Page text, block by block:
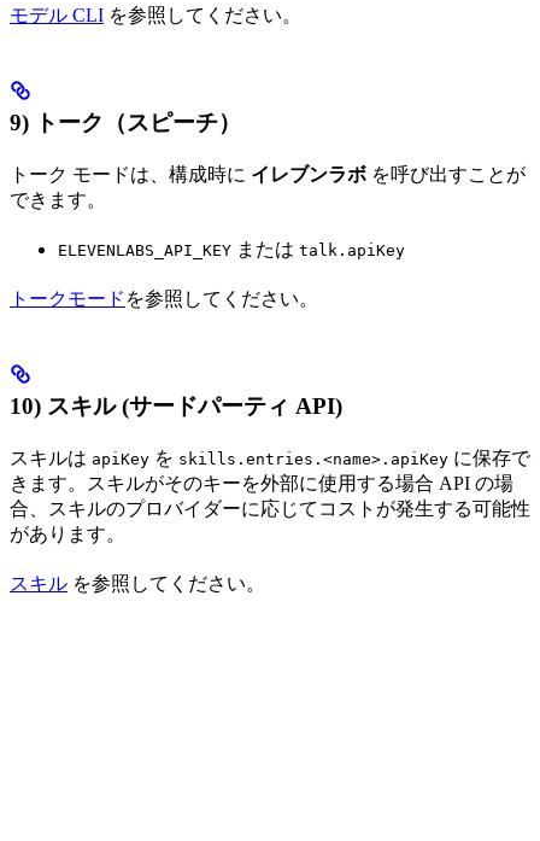
モデル CLI を参照してください。
9) トーク（スピーチ）
トーク モードは、構成時に イレブンラボ を呼び出すことが
できます。
ELEVENLABS_API_KEY または talk.apiKey
トークモード を参照してください。
10) スキル (サードパーティ API)
スキルは apiKey を skills.entries.<name>.apiKey に保存で
きます。スキルがそのキーを外部に使用する場合 API の場
合、スキルのプロバイダーに応じてコストが発生する可能性
があります。
スキル を参照してください。